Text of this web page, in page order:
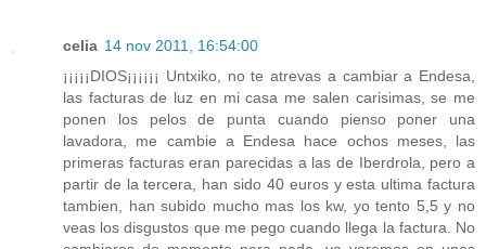
celia 14 nov 2011, 16:54:00
¡¡¡¡¡DIOS¡¡¡¡¡¡ Untxiko, no te atrevas a cambiar a Endesa,
las facturas de luz en mi casa me salen carisimas, se me
ponen los pelos de punta cuando pienso poner una
lavadora, me cambie a Endesa hace ochos meses, las
primeras facturas eran parecidas a las de Iberdrola, pero a
partir de la tercera, han sido 40 euros y esta ultima factura
tambien, han subido mucho mas los kw, yo tento 5,5 y no
veas los disgustos que me pego cuando llega la factura. No